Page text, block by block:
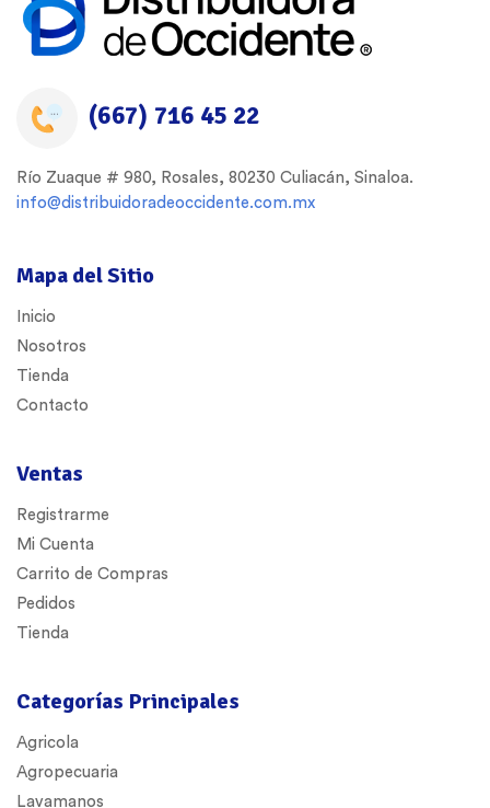
Mapa del Sitio
Inicio
Nosotros
Tienda
Contacto
Ventas
Registrarme
Mi Cuenta
Carrito de Compras
Pedidos
Tienda
Categorías Principales
Agricola
Agropecuaria
Lavamanos
(667) 716 45 22
Río Zuaque # 980, Rosales, 80230 Culiacán, Sinaloa.
info@distribuidoradeoccidente.com.mx